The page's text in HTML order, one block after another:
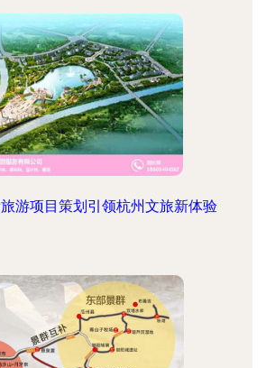
游项目策划引领杭州文旅新体验